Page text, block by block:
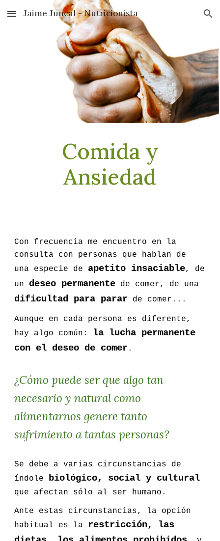
Skip to main content Skip to navigation
Jaime Juncal - Nutricionista
Comida y
Ansiedad
Con frecuencia me encuentro en la
consulta con personas que hablan de
una especie de apetito insaciable, de
un deseo permanente de comer, de una
dificultad para parar de comer...
Aunque en cada persona es diferente,
hay algo común: la lucha permanente
con el deseo de comer .
¿Cómo puede ser que algo tan
necesario y natural como
alimentarnos genere tanto
sufrimiento a tantas personas?
Se debe a varias circunstancias de
índole biológico, social y cultural
que afectan sólo al ser humano.
Ante estas circunstancias, la opción
habitual es la restricción, las